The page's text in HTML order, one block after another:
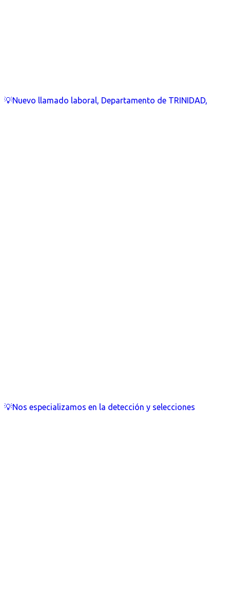
💡Nuevo llamado laboral, Departamento de TRINIDAD,
💡Nos especializamos en la detección y selecciones